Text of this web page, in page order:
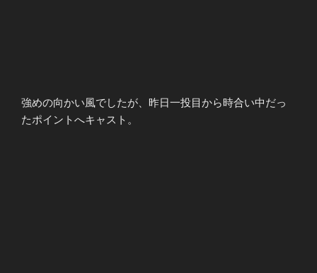
強めの向かい風でしたが、昨日一投目から時合い中だっ
たポイントへキャスト。